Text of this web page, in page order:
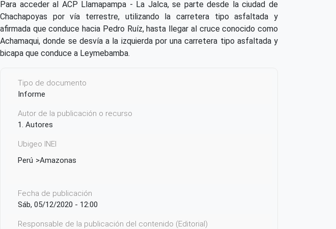
Para acceder al ACP Llamapampa - La Jalca, se parte desde la ciudad de
Chachapoyas por vía terrestre, utilizando la carretera tipo asfaltada y
afirmada que conduce hacia Pedro Ruíz, hasta llegar al cruce conocido como
Achamaqui, donde se desvía a la izquierda por una carretera tipo asfaltada y
bicapa que conduce a Leymebamba.
Tipo de documento
Informe
Autor de la publicación o recurso
1. Autores
Ubigeo INEI
Perú
Amazonas
Fecha de publicación
Sáb, 05/12/2020 - 12:00
Responsable de la publicación del contenido (Editorial)